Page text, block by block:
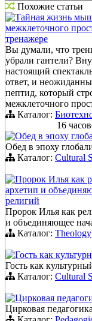
Похожие статьи
Тайная жизнь
межклеточного
тренажере
Вы думали, что
убрали гантели?
настоящий
ответ, и
пептид, который
межклеточного
Каталог:
16
Обед в эпоху
Обед в эпоху
Каталог: Cultural
Пророк Илья как
архетип и
религий
Пророк Илья как
и объединяющее
Каталог: Theology
Гость как
Гость как
Каталог: Cultural
Цирковая
Цирковая педагогика